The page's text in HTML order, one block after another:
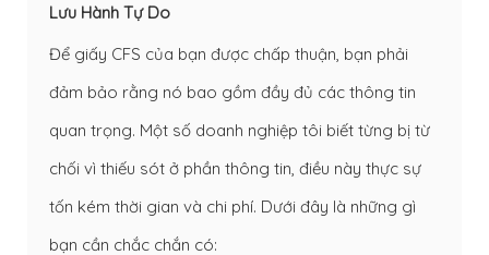
Lưu Hành Tự Do
Để giấy CFS của bạn được chấp thuận, bạn phải
đảm bảo rằng nó bao gồm đầy đủ các thông tin
quan trọng. Một số doanh nghiệp tôi biết từng bị từ
chối vì thiếu sót ở phần thông tin, điều này thực sự
tốn kém thời gian và chi phí. Dưới đây là những gì
bạn cần chắc chắn có: